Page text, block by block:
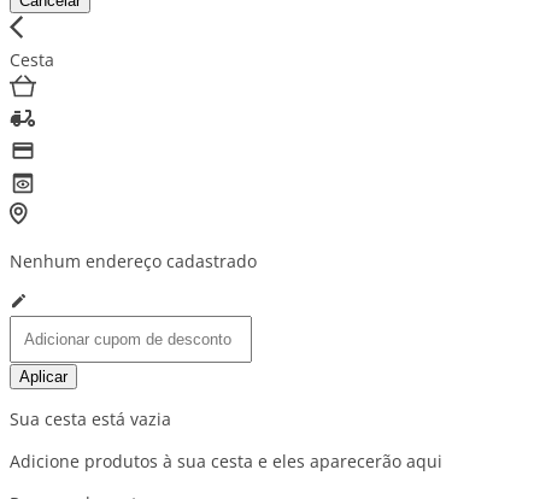
Cesta
Nenhum endereço cadastrado
Aplicar
Sua cesta está vazia
Adicione produtos à sua cesta e eles aparecerão aqui